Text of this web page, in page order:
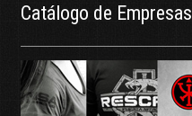
Catálogo de Empresas